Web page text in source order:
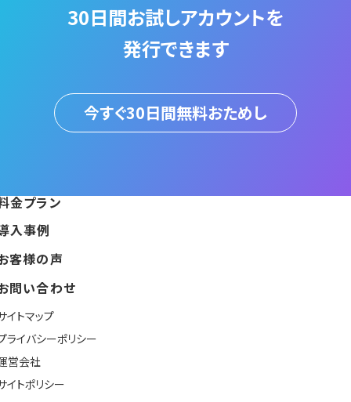
30日間お試しアカウントを
発行できます
今すぐ30日間無料おためし
金プラン
入事例
客様の声
問い合わせ
イトマップ
ライバシーポリシー
営会社
イトポリシー